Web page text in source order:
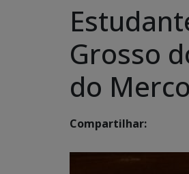
Grosso
do
Compartilhar: